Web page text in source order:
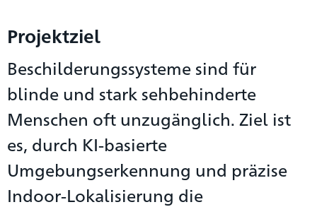
Projektziel
Beschilderungssysteme sind für
blinde und stark sehbehinderte
Menschen oft unzugänglich. Ziel ist
es, durch KI-basierte
Umgebungserkennung und präzise
Indoor-Lokalisierung die